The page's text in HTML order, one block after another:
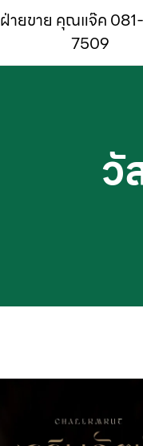
ฝ่ายขาย คุณแจ๊ค
7509
วั